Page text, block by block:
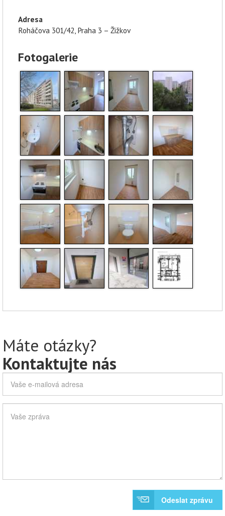
Adresa
Roháčova 301/42, Praha 3 – Žižkov
Fotogalerie
Máte otázky?
Kontaktujte nás
Odeslat zprávu